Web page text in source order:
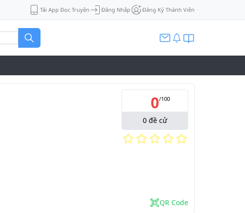
Tải App Đọc Truyện Đăng Nhập Đăng Ký Thành Viên
0/100
0 đề cử
QR Code